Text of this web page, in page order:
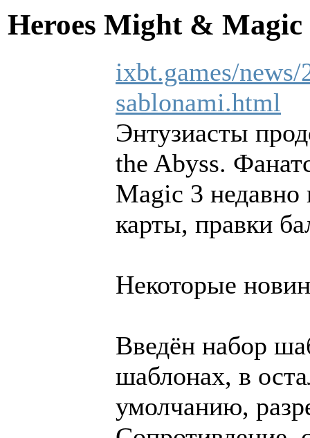
Heroes Might &
ixbt.games/
sablonami.html
Энтузиасты
the Abyss.
Magic 3
карты, правки
Некоторые
Введён набор
шаблонах, в
умолчанию,